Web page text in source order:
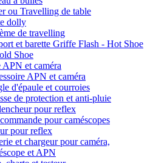
ou Travelling de table
dolly
de travelling
et barette Griffe Flash - Hot Shoe
Shoe
APN et caméra
APN et caméra
d'épaule et courroies
de protection et anti-pluie
pour reflex
pour caméscopes
pour reflex
et chargeur pour caméra,
et APN